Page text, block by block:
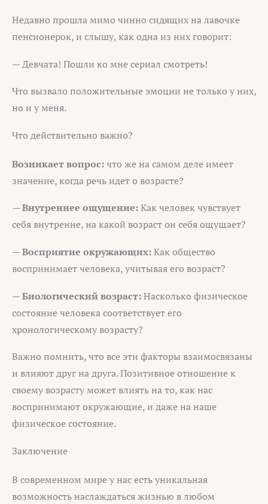
Недавно прошла мимо чинно сидящих на лавочке
пенсионерок, и слышу, как одна из них говорит:
— Девчата! Пошли ко мне сериал смотреть!
Что вызвало положительные эмоции не только у них,
но и у меня.
Что действительно важно?
Возникает вопрос:что же на самом деле имеет
значение, когда речь идет о возрасте?
— Внутреннее ощущение:Как человек чувствует
себя внутренне, на какой возраст он себя ощущает?
— Восприятие окружающих:Как общество
воспринимает человека, учитывая его возраст?
— Биологический возраст:Насколько физическое
состояние человека соответствует его
хронологическому возрасту?
Важно помнить, что все эти факторы взаимосвязаны
и влияют друг на друга. Позитивное отношение к
своему возрасту может влиять на то, как нас
воспринимают окружающие, и даже на наше
физическое состояние.
Заключение
В современном мире у нас есть уникальная
возможность наслаждаться жизнью в любом